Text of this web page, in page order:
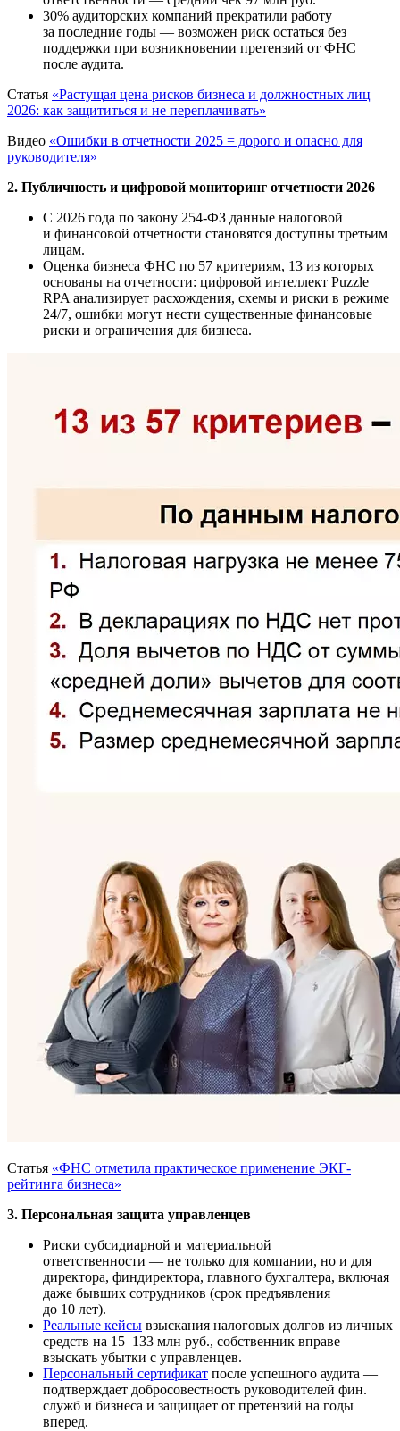
30% аудиторских компаний прекратили работу
за последние годы — возможен риск остаться без
поддержки при возникновении претензий от ФНС
после аудита.
Статья «Растущая цена рисков бизнеса и должностных лиц
2026: как защититься и не переплачивать»
Видео «Ошибки в отчетности 2025 = дорого и опасно для
руководителя»
2. Публичность и цифровой мониторинг отчетности 2026
С 2026 года по закону 254-ФЗ данные налоговой
и финансовой отчетности становятся доступны третьим
лицам.
Оценка бизнеса ФНС по 57 критериям, 13 из которых
основаны на отчетности: цифровой интеллект Puzzle
RPA анализирует расхождения, схемы и риски в режиме
24/7, ошибки могут нести существенные финансовые
риски и ограничения для бизнеса.
Статья «ФНС отметила практическое применение ЭКГ-
рейтинга бизнеса»
3. Персональная защита управленцев
Риски субсидиарной и материальной
ответственности — не только для компании, но и для
директора, финдиректора, главного бухгалтера, включая
даже бывших сотрудников (срок предъявления
до 10 лет).
Реальные кейсы взыскания налоговых долгов из личных
средств на 15–133 млн руб., собственник вправе
взыскать убытки с управленцев.
Персональный сертификат после успешного аудита —
подтверждает добросовестность руководителей фин.
служб и бизнеса и защищает от претензий на годы
вперед.